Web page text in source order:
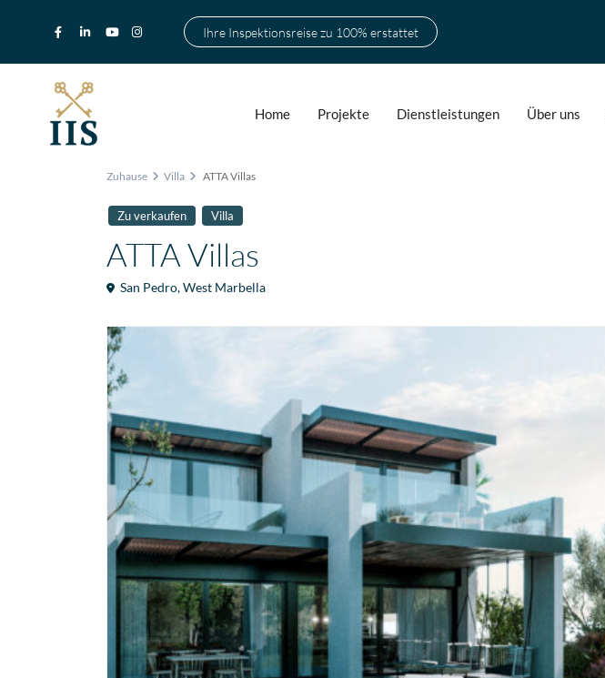
Ihre Inspektionsreise zu 100% erstattet
Home Projekte Dienstleistungen Über uns
Zuhause Villa ATTA Villas
Zu verkaufen Villa
ATTA Villas
San Pedro,West Marbella